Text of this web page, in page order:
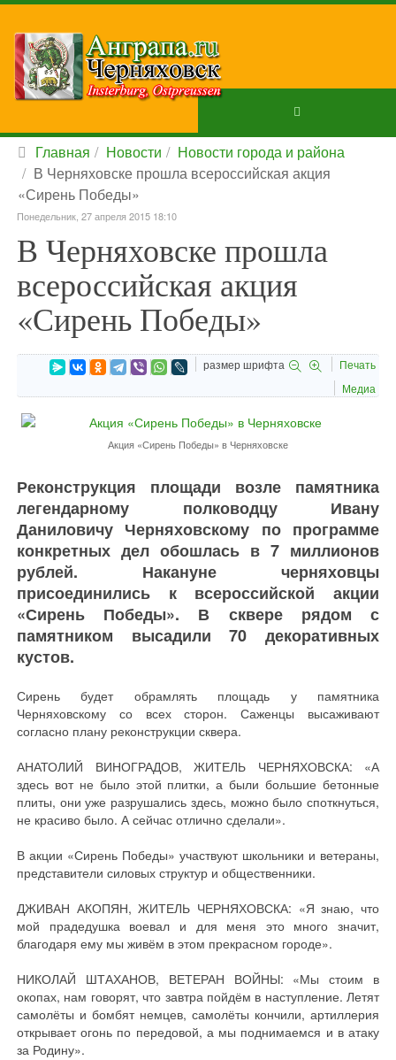
Главная Новости
Новости города и района
В Черняховске прошла всероссийская акция
«Сирень Победы»
Понедельник, 27 апреля 2015 18:10
В Черняховске прошла
всероссийская акция
«Сирень Победы»
размер шрифта
Печать
Медиа
Акция «Сирень Победы» в Черняховске
Реконструкция площади возле памятника
легендарному полководцу Ивану
Даниловичу Черняховскому по программе
конкретных дел обошлась в 7 миллионов
рублей. Накануне черняховцы
присоединились к всероссийской акции
«Сирень Победы». В сквере рядом с
памятником высадили 70 декоративных
кустов.
Сирень будет обрамлять площадь у памятника
Черняховскому со всех сторон. Саженцы высаживают
согласно плану реконструкции сквера.
АНАТОЛИЙ ВИНОГРАДОВ, ЖИТЕЛЬ ЧЕРНЯХОВСКА: «А
здесь вот не было этой плитки, а были большие бетонные
плиты, они уже разрушались здесь, можно было споткнуться,
не красиво было. А сейчас отлично сделали».
В акции «Сирень Победы» участвуют школьники и ветераны,
представители силовых структур и общественники.
ДЖИВАН АКОПЯН, ЖИТЕЛЬ ЧЕРНЯХОВСКА: «Я знаю, что
мой прадедушка воевал и для меня это много значит,
благодаря ему мы живём в этом прекрасном городе».
НИКОЛАЙ ШТАХАНОВ, ВЕТЕРАН ВОЙНЫ: «Мы стоим в
окопах, нам говорят, что завтра пойдём в наступление. Летят
самолёты и бомбят немцев, самолёты кончили, артиллерия
открывает огонь по передовой, а мы поднимаемся и в атаку
за Родину».